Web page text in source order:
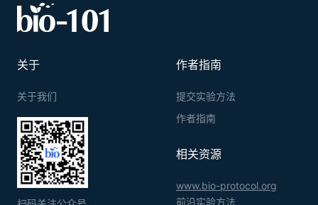
关于
关于我们
作者指南
提交实验方法
作者指南
相关资源
www.bio-protocol.org
前沿实验方法